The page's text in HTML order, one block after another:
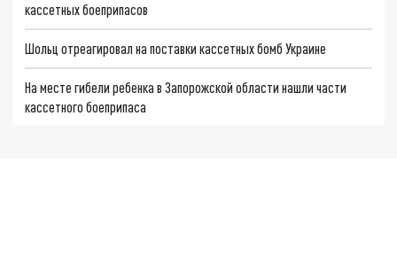
кассетных боеприпасов
Шольц отреагировал на поставки кассетных бомб Украине
На месте гибели ребенка в Запорожской области нашли части
кассетного боеприпаса